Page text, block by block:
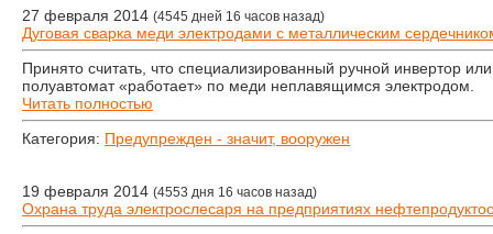
27 февраля 2014 (4545 дней 16 часов назад)
Дуговая сварка меди электродами с металлическим
Принято считать, что специализированный ручной инвертор
полуавтомат «работает» по меди неплавящимся электродом.
Читать полностью
Категория: Предупрежден - значит, вооружен
19 февраля 2014 (4553 дня 16 часов назад)
Охрана труда электрослесаря на предприятиях